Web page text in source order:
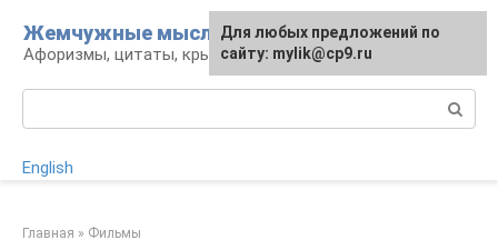
контенту
Жемчужные мысли
Афоризмы, цитаты, крылатые фразы
English
Главная » Фильмы
Для любых предложений по
сайту: mylik@cp9.ru